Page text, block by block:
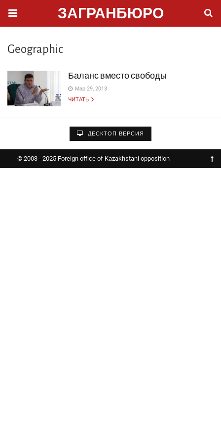
ЗАГРАНБЮРО
Geographic
Баланс вместо свободы
Мар 29, 2013
ЧИТАТЬ
ДЕСКТОП ВЕРСИЯ
© 2003 - 2025 Foreign office of Kazakhstani opposition